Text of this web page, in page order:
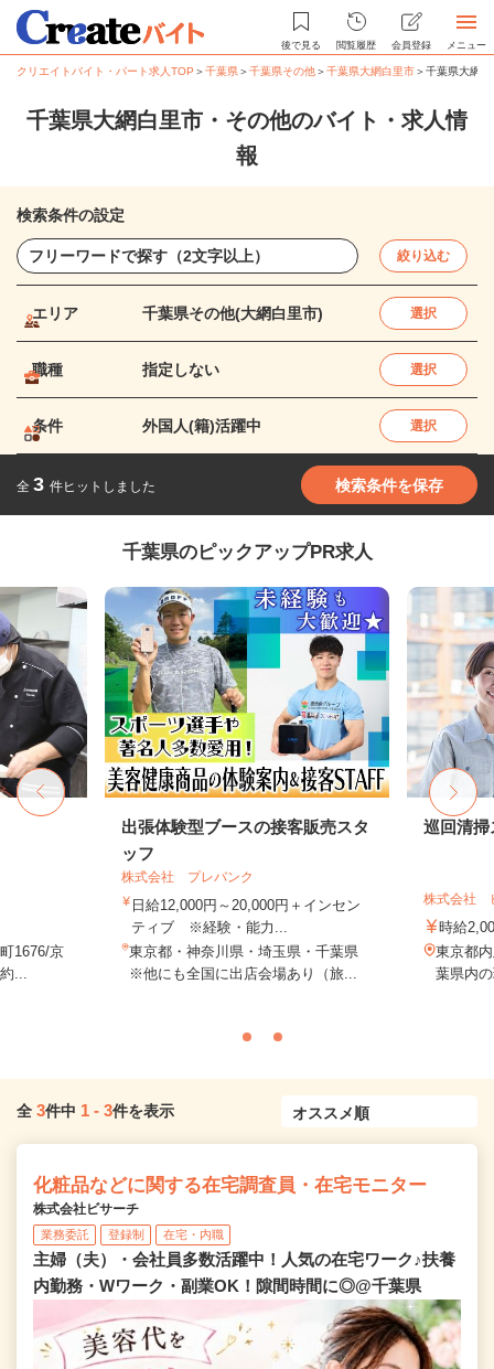
後で見る 閲覧履歴 会員登録 メニュー
クリエイトバイト・パート求人TOP ＞千葉県＞千葉県その他＞千葉県大網白里市＞千葉県大網
千葉県大網白里市・その他のバイト・求人情
報
検索条件の設定
絞り込む
エリア 千葉県その他(大網白里市) 選択
職種 指定しない 選択
条件 外国人(籍)活躍中 選択
全 3 件ヒットしました 検索条件を保存
千葉県のピックアップPR求人
1676/京
...
出張体験型ブースの接客販売スタ
ッフ
株式会社 プレバンク
日給12,000円～20,000円＋インセン
ティブ ※経験・能力...
東京都・神奈川県・埼玉県・千葉県
※他にも全国に出店会場あり（旅...
巡回清掃
株式会社
時給
東京都
葉県内
全 3件中 1 - 3件を表示
化粧品などに関する在宅調査員・在宅モニター
株式会社ビサーチ
業務委託 登録制 在宅・内職
主婦（夫）・会社員多数活躍中！人気の在宅ワーク♪扶養
内勤務・Wワーク・副業OK！隙間時間に◎@千葉県